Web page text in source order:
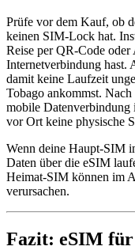
Prüfe vor dem Kauf, ob
keinen SIM-Lock hat.
Reise per QR-Code oder
Internetverbindung hast.
damit keine Laufzeit
Tobago ankommst.
mobile Datenverbindung
vor Ort keine physische
Wenn deine Haupt-SIM
Daten über die eSIM
Heimat-SIM können im
verursachen.
Fazit: eSIM